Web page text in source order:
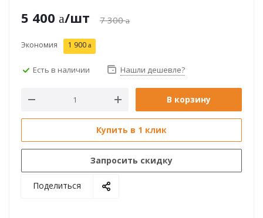
5 400 /шт 7 300
Экономия 1 900
Есть в наличии Нашли дешевле?
В корзину
Купить в 1 клик
Запросить скидку
Поделиться